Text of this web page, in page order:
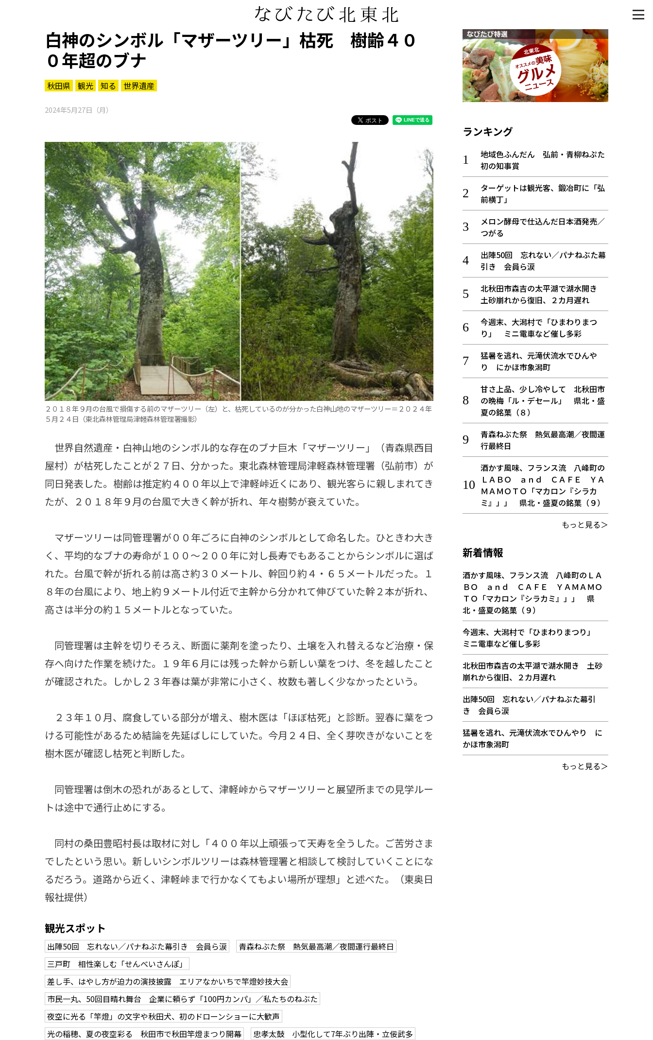
白神のシンボル「マザーツリー」枯死 樹齢４０
０年超のブナ
秋田県 観光 知る 世界遺産
2024年5月27日（月）
２０１８年９月の台風で損傷する前のマザーツリー（左）と、枯死しているのが分かった白神山地のマザーツリー＝２０２４年
５月２４日（東北森林管理局津軽森林管理署撮影）
世界自然遺産・白神山地のシンボル的な存在のブナ巨木「マザーツリー」（青森県西目
屋村）が枯死したことが２７日、分かった。東北森林管理局津軽森林管理署（弘前市）が
同日発表した。樹齢は推定約４００年以上で津軽峠近くにあり、観光客らに親しまれてき
たが、２０１８年９月の台風で大きく幹が折れ、年々樹勢が衰えていた。
マザーツリーは同管理署が００年ごろに白神のシンボルとして命名した。ひときわ大き
く、平均的なブナの寿命が１００～２００年に対し長寿でもあることからシンボルに選ば
れた。台風で幹が折れる前は高さ約３０メートル、幹回り約４・６５メートルだった。１
８年の台風により、地上約９メートル付近で主幹から分かれて伸びていた幹２本が折れ、
高さは半分の約１５メートルとなっていた。
同管理署は主幹を切りそろえ、断面に薬剤を塗ったり、土壌を入れ替えるなど治療・保
存へ向けた作業を続けた。１９年６月には残った幹から新しい葉をつけ、冬を越したこと
が確認された。しかし２３年春は葉が非常に小さく、枚数も著しく少なかったという。
２３年１０月、腐食している部分が増え、樹木医は「ほぼ枯死」と診断。翌春に葉をつ
ける可能性があるため結論を先延ばしにしていた。今月２４日、全く芽吹きがないことを
樹木医が確認し枯死と判断した。
同管理署は倒木の恐れがあるとして、津軽峠からマザーツリーと展望所までの見学ルー
トは途中で通行止めにする。
同村の桑田豊昭村長は取材に対し「４００年以上頑張って天寿を全うした。ご苦労さま
でしたという思い。新しいシンボルツリーは森林管理署と相談して検討していくことにな
るだろう。道路から近く、津軽峠まで行かなくてもよい場所が理想」と述べた。（東奥日
報社提供）
観光スポット
出陣50回 忘れない／パナねぶた幕引き 会員ら涙
青森ねぶた祭 熱気最高潮／夜間運行最終日
三戸町 相性楽しむ「せんべいさんぽ」
差し手、はやし方が迫力の演技披露 エリアなかいちで竿燈妙技大会
市民一丸、50回目晴れ舞台 企業に頼らず「100円カンパ」／私たちのねぶた
夜空に光る「竿燈」の文字や秋田犬、初のドローンショーに大歓声
光の稲穂、夏の夜空彩る 秋田市で秋田竿燈まつり開幕
忠孝太鼓 小型化して7年ぶり出陣・立佞武多
ランキング
地域色ふんだん 弘前・青柳ねぷた
初の知事賞
ターゲットは観光客、鍛冶町に「弘
前横丁」
メロン酵母で仕込んだ日本酒発売／
つがる
出陣50回 忘れない／パナねぶた幕
引き 会員ら涙
北秋田市森吉の太平湖で湖水開き
土砂崩れから復旧、２カ月遅れ
今週末、大潟村で「ひまわりまつ
り」 ミニ電車など催し多彩
猛暑を逃れ、元滝伏流水でひんや
り にかほ市象潟町
甘さ上品、少し冷やして 北秋田市
の晩梅「ル・デセール」 県北・盛
夏の銘菓（８）
青森ねぶた祭 熱気最高潮／夜間運
行最終日
酒かす風味、フランス流 八峰町の
ＬＡＢＯ ａｎｄ ＣＡＦＥ ＹＡ
ＭＡＭＯＴＯ「マカロン『シラカ
ミ』」」 県北・盛夏の銘菓（９）
もっと見る＞
新着情報
酒かす風味、フランス流 八峰町のＬＡ
ＢＯ ａｎｄ ＣＡＦＥ ＹＡＭＡＭＯ
ＴＯ「マカロン『シラカミ』」」 県
北・盛夏の銘菓（９）
今週末、大潟村で「ひまわりまつり」
ミニ電車など催し多彩
北秋田市森吉の太平湖で湖水開き 土砂
崩れから復旧、２カ月遅れ
出陣50回 忘れない／パナねぶた幕引
き 会員ら涙
猛暑を逃れ、元滝伏流水でひんやり に
かほ市象潟町
もっと見る＞
パワースポット
まつり・イベント
おみやげ・特産
道の駅・産直
アウトドア・レジャー
ご当地グルメ